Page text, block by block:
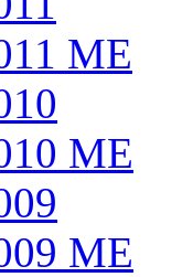
ME
ME
ME